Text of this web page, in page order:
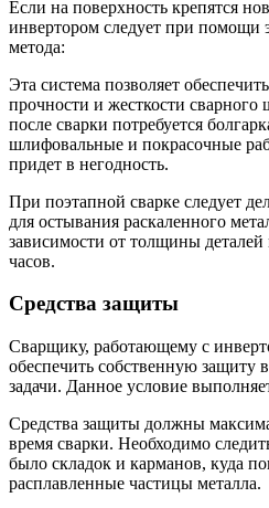
Если на поверхность крепятся
инвертором следует при помощи
метода:
Эта система позволяет
прочности и жесткости
после сварки потребуется
шлифовальные и покрасочные
придет в негодность.
При поэтапной сварке следует
для остывания раскаленного
зависимости от толщины деталей
часов.
Средства защиты
Сварщику, работающему с
обеспечить собственную защиту
задачи. Данное условие
Средства защиты должны
время сварки. Необходимо
было складок и карманов, куда
расплавленные частицы металла.